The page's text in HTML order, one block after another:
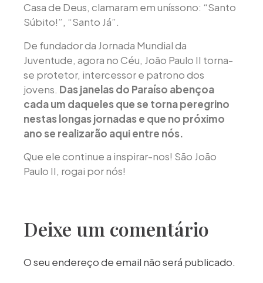
Casa de Deus, clamaram em uníssono: “Santo
Súbito!”, “Santo Já”.
De fundador da Jornada Mundial da
Juventude, agora no Céu, João Paulo II torna-
se protetor, intercessor e patrono dos
jovens. Das janelas do Paraíso abençoa
cada um daqueles que se torna peregrino
nestas longas jornadas e que no próximo
ano se realizarão aqui entre nós.
Que ele continue a inspirar-nos! São João
Paulo II, rogai por nós!
Deixe um comentário
O seu endereço de email não será publicado.